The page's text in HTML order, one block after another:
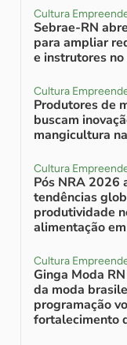
Cultura
Sebrae-RN
para ampliar
e instrutores
Cultura
Produtores de
buscam
mangicultura
Cultura
Pós NRA 2026
tendências
produtividade
alimentação
Cultura
Ginga Moda
da moda
programação
fortalecimento